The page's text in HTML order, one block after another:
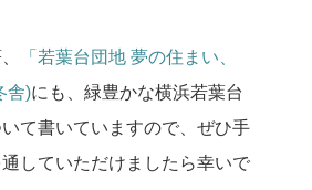
「若葉台団地 夢の住まい、
舎)にも、緑豊かな横浜若葉台
て書いていますので、ぜひ手
していただけましたら幸いで